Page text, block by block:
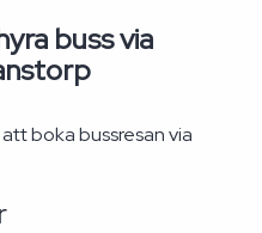
buss via
boka bussresan via